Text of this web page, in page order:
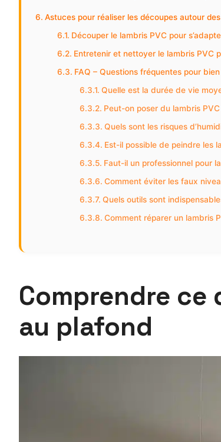
Astuces pour réaliser les découpes autour
Découper le lambris PVC pour
Entretenir et nettoyer le lambris PVC
FAQ – Questions fréquentes pour
Quelle est la durée de vie
Peut-on poser du lambris
Quels sont les risques
Est-il possible de peindre les
Faut-il un professionnel pour
Comment éviter les faux
Quels outils sont
Comment réparer un lambris
Comprendre ce
au plafond